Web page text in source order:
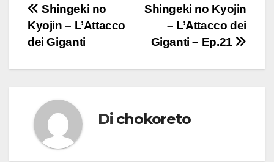
Navigazione
articoli
Shingeki no Kyojin
– L’Attacco dei
Giganti – Ep.21
Shingeki no
Kyojin – L’Attacco
dei Giganti
Di chokoreto